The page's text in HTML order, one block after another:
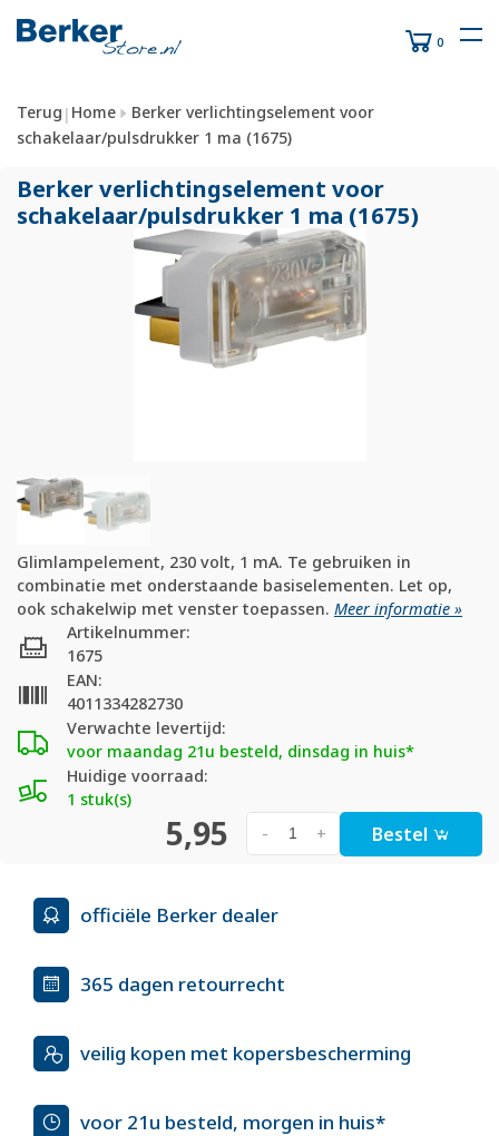
0
Terug | Home
Berker verlichtingselement voor
schakelaar/pulsdrukker 1 ma (1675)
Berker verlichtingselement voor
schakelaar/pulsdrukker 1 ma (1675)
Glimlampelement, 230 volt, 1 mA. Te gebruiken in
combinatie met onderstaande basiselementen. Let op,
ook schakelwip met venster toepassen. Meer informatie »
Verwachte levertijd:
voor maandag 21u besteld, dinsdag in huis*
Huidige voorraad:
1 stuk(s)
Artikelnummer:
1675
EAN:
4011334282730
5,95 +
- Bestel
officiële Berker dealer
365 dagen retourrecht
veilig kopen met kopersbescherming
voor 21u besteld, morgen in huis*